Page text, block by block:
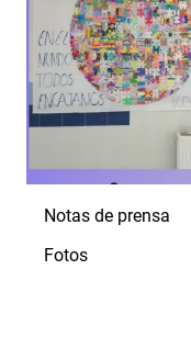
Notas de prensa
Fotos